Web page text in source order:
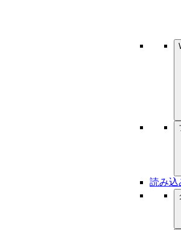
読み込